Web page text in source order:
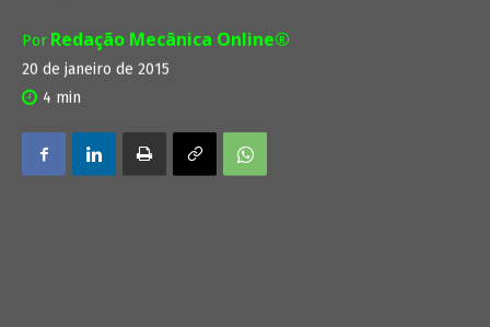
Por Redação Mecânica Online®
20 de janeiro de 2015
4 min